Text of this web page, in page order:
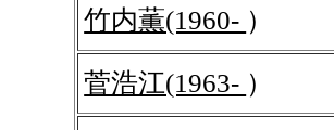
竹内薫(1960- ）
菅浩江(1963- ）